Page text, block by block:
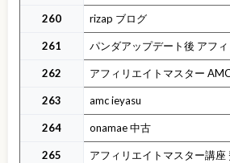
260 rizap ブログ
261 パンダアップデート後 アフィ
262 アフィリエイトマスター
263 amc ieyasu
264 onamae 中古
265 アフィリエイトマスター講座